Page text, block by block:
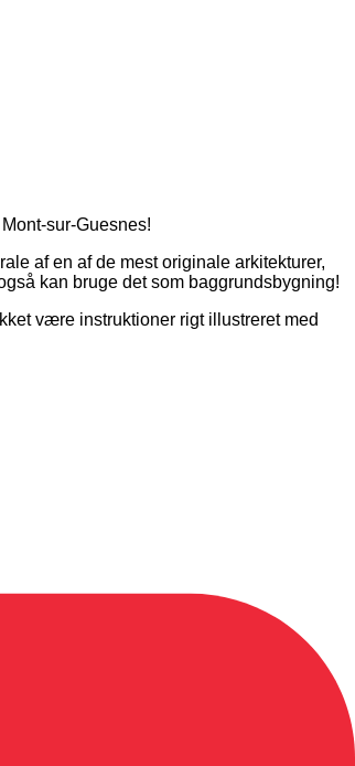
sur-Guesnes!
af en af ​​de mest originale arkitekturer,
kan bruge det som baggrundsbygning!
være instruktioner rigt illustreret med